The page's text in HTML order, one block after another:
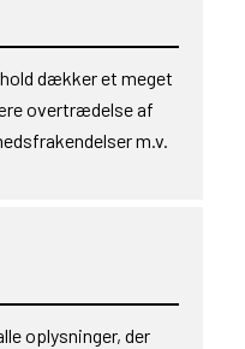
dækker et meget
overtrædelse af
m.v.
oplysninger, der